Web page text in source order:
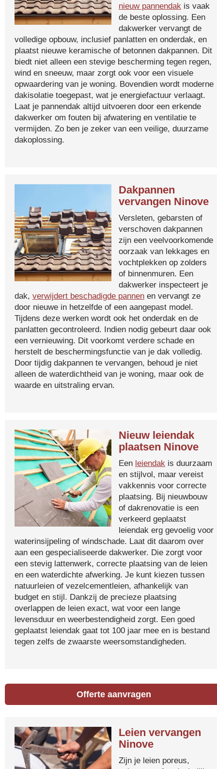
nieuw pannendak is vaak
de beste oplossing. Een
dakwerker vervangt de
volledige opbouw, inclusief panlatten en onderdak, en
plaatst nieuwe keramische of betonnen dakpannen. Dit
biedt niet alleen een stevige bescherming tegen regen,
wind en sneeuw, maar zorgt ook voor een visuele
opwaardering van je woning. Bovendien wordt moderne
dakisolatie toegepast, wat je energiefactuur verlaagt.
Laat je pannendak altijd uitvoeren door een erkende
dakwerker om fouten bij afwatering en ventilatie te
vermijden. Zo ben je zeker van een veilige, duurzame
dakoplossing.
Dakpannen
vervangen Ninove
Versleten, gebarsten of
verschoven dakpannen
zijn een veelvoorkomende
oorzaak van lekkages en
vochtplekken op zolders
of binnenmuren. Een
dakwerker inspecteert je
dak, verwijdert beschadigde pannen en vervangt ze
door nieuwe in hetzelfde of een aangepast model.
Tijdens deze werken wordt ook het onderdak en de
panlatten gecontroleerd. Indien nodig gebeurt daar ook
een vernieuwing. Dit voorkomt verdere schade en
herstelt de beschermingsfunctie van je dak volledig.
Door tijdig dakpannen te vervangen, behoud je niet
alleen de waterdichtheid van je woning, maar ook de
waarde en uitstraling ervan.
Nieuw leiendak
plaatsen Ninove
Een leiendak is duurzaam
en stijlvol, maar vereist
vakkennis voor correcte
plaatsing. Bij nieuwbouw
of dakrenovatie is een
verkeerd geplaatst
leiendak erg gevoelig voor
waterinsijpeling of windschade. Laat dit daarom over
aan een gespecialiseerde dakwerker. Die zorgt voor
een stevig lattenwerk, correcte plaatsing van de leien
en een waterdichte afwerking. Je kunt kiezen tussen
natuurleien of vezelcementleien, afhankelijk van
budget en stijl. Dankzij de precieze plaatsing
overlappen de leien exact, wat voor een lange
levensduur en weerbestendigheid zorgt. Een goed
geplaatst leiendak gaat tot 100 jaar mee en is bestand
tegen zelfs de zwaarste weersomstandigheden.
Offerte aanvragen
Leien vervangen
Ninove
Zijn je leien poreus,